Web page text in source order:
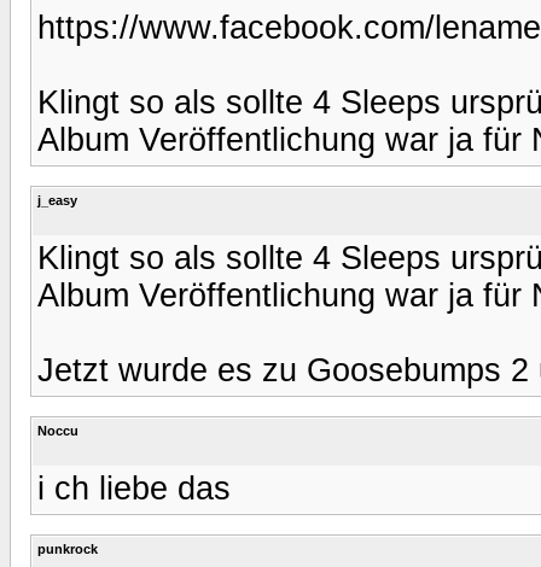
https://www.facebook.com/
Klingt so als sollte 4 Sleeps
Album Veröffentlichung war ja für
j_easy
Klingt so als sollte 4 Sleeps
Album Veröffentlichung war ja für
Jetzt wurde es zu Goosebumps 2
Noccu
i ch liebe das
punkrock